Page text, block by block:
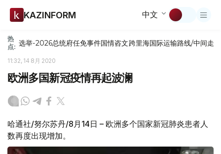
KAZINFORM 中文
热
点: 选举-2026总统府任免事件国情咨文跨里海国际运输路线/中间走廊
11:32, 14 8月 2020
欧洲多国新冠疫情再起波澜
哈通社/努尔苏丹/8月14日 – 欧洲多个国家新冠肺炎患者人
数再度出现增加。